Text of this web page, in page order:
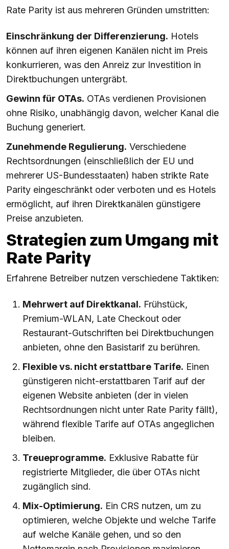
Rate Parity ist aus mehreren Gründen umstritten:
Einschränkung der Differenzierung. Hotels
können auf ihren eigenen Kanälen nicht im Preis
konkurrieren, was den Anreiz zur Investition in
Direktbuchungen untergräbt.
Gewinn für OTAs. OTAs verdienen Provisionen
ohne Risiko, unabhängig davon, welcher Kanal die
Buchung generiert.
Zunehmende Regulierung. Verschiedene
Rechtsordnungen (einschließlich der EU und
mehrerer US-Bundesstaaten) haben strikte Rate
Parity eingeschränkt oder verboten und es Hotels
ermöglicht, auf ihren Direktkanälen günstigere
Preise anzubieten.
Strategien zum Umgang mit
Rate Parity
Erfahrene Betreiber nutzen verschiedene Taktiken:
Mehrwert auf Direktkanal. Frühstück,
Premium-WLAN, Late Checkout oder
Restaurant-Gutschriften bei Direktbuchungen
anbieten, ohne den Basistarif zu berühren.
Flexible vs. nicht erstattbare Tarife. Einen
günstigeren nicht-erstattbaren Tarif auf der
eigenen Website anbieten (der in vielen
Rechtsordnungen nicht unter Rate Parity fällt),
während flexible Tarife auf OTAs angeglichen
bleiben.
Treueprogramme. Exklusive Rabatte für
registrierte Mitglieder, die über OTAs nicht
zugänglich sind.
Mix-Optimierung. Ein CRS nutzen, um zu
optimieren, welche Objekte und welche Tarife
auf welche Kanäle gehen, und so den